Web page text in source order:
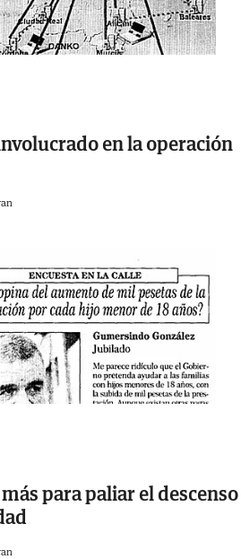
en la operación
para paliar el descenso